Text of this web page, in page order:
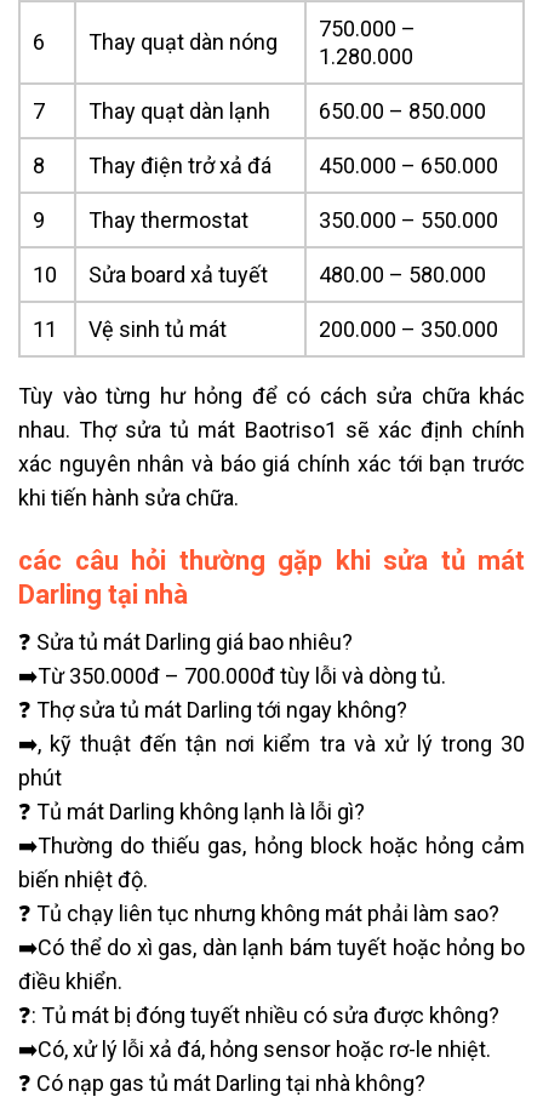
6 Thay quạt dàn nóng
750.000 –
1.280.000
7 Thay quạt dàn lạnh 650.00 – 850.000
8 Thay điện trở xả đá 450.000 – 650.000
9 Thay thermostat 350.000 – 550.000
10 Sửa board xả tuyết 480.00 – 580.000
11 Vệ sinh tủ mát 200.000 – 350.000
Tùy vào từng hư hỏng để có cách sửa chữa khác
nhau. Thợ sửa tủ mát Baotriso1 sẽ xác định chính
xác nguyên nhân và báo giá chính xác tới bạn trước
khi tiến hành sửa chữa.
các câu hỏi thường gặp khi sửa tủ mát
Darling tại nhà
❓ Sửa tủ mát Darling giá bao nhiêu?
➡️Từ 350.000đ – 700.000đ tùy lỗi và dòng tủ.
❓ Thợ sửa tủ mát Darling tới ngay không?
➡️, kỹ thuật đến tận nơi kiểm tra và xử lý trong 30
phút
❓ Tủ mát Darling không lạnh là lỗi gì?
➡️Thường do thiếu gas, hỏng block hoặc hỏng cảm
biến nhiệt độ.
❓ Tủ chạy liên tục nhưng không mát phải làm sao?
➡️Có thể do xì gas, dàn lạnh bám tuyết hoặc hỏng bo
điều khiển.
❓: Tủ mát bị đóng tuyết nhiều có sửa được không?
➡️Có, xử lý lỗi xả đá, hỏng sensor hoặc rơ-le nhiệt.
❓ Có nạp gas tủ mát Darling tại nhà không?